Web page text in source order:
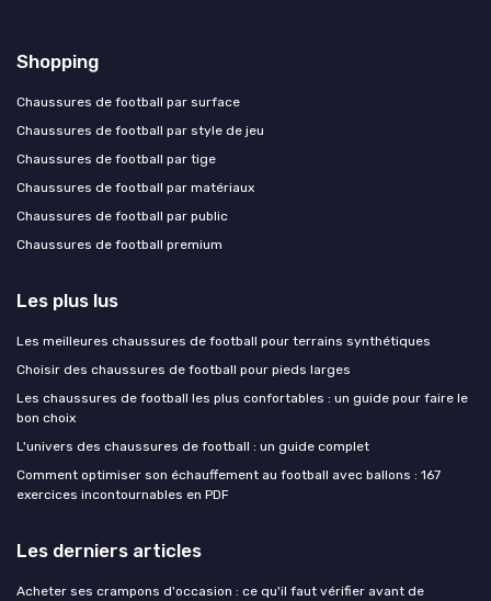
Shopping
Chaussures de football par surface
Chaussures de football par style de jeu
Chaussures de football par tige
Chaussures de football par matériaux
Chaussures de football par public
Chaussures de football premium
Les plus lus
Les meilleures chaussures de football pour terrains synthétiques
Choisir des chaussures de football pour pieds larges
Les chaussures de football les plus confortables : un guide pour faire le
bon choix
L'univers des chaussures de football : un guide complet
Comment optimiser son échauffement au football avec ballons : 167
exercices incontournables en PDF
Les derniers articles
Acheter ses crampons d'occasion : ce qu'il faut vérifier avant de